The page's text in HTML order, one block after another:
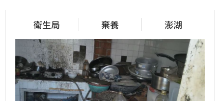
衛生局 棄養 澎湖